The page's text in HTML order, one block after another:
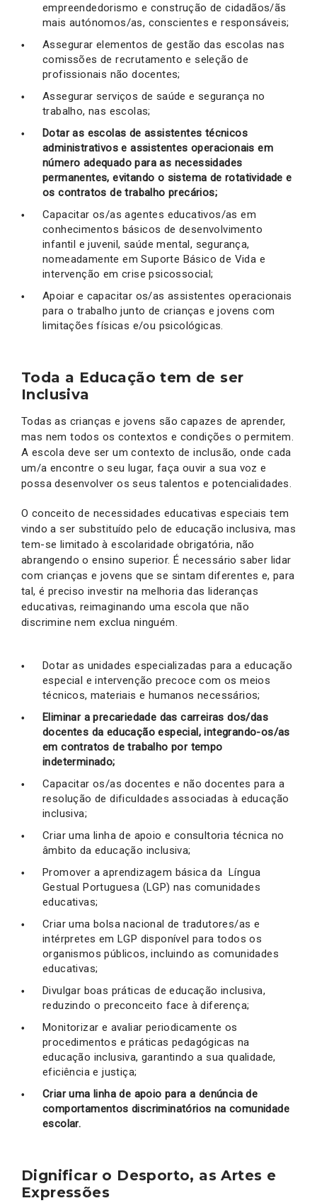
empreendedorismo e construção de cidadãos/ãs
mais autónomos/as, conscientes e responsáveis;
Assegurar elementos de gestão das escolas nas
comissões de recrutamento e seleção de
profissionais não docentes;
Assegurar serviços de saúde e segurança no
trabalho, nas escolas;
Dotar as escolas de assistentes técnicos
administrativos e assistentes operacionais em
número adequado para as necessidades
permanentes, evitando o sistema de rotatividade e
os contratos de trabalho precários;
Capacitar os/as agentes educativos/as em
conhecimentos básicos de desenvolvimento
infantil e juvenil, saúde mental, segurança,
nomeadamente em Suporte Básico de Vida e
intervenção em crise psicossocial;
Apoiar e capacitar os/as assistentes operacionais
para o trabalho junto de crianças e jovens com
limitações físicas e/ou psicológicas.
Toda a Educação tem de ser
Inclusiva
Todas as crianças e jovens são capazes de aprender,
mas nem todos os contextos e condições o permitem.
A escola deve ser um contexto de inclusão, onde cada
um/a encontre o seu lugar, faça ouvir a sua voz e
possa desenvolver os seus talentos e potencialidades.
O conceito de necessidades educativas especiais tem
vindo a ser substituído pelo de educação inclusiva, mas
tem-se limitado à escolaridade obrigatória, não
abrangendo o ensino superior. É necessário saber lidar
com crianças e jovens que se sintam diferentes e, para
tal, é preciso investir na melhoria das lideranças
educativas, reimaginando uma escola que não
discrimine nem exclua ninguém.
Dotar as unidades especializadas para a educação
especial e intervenção precoce com os meios
técnicos, materiais e humanos necessários;
Eliminar a precariedade das carreiras dos/das
docentes da educação especial, integrando-os/as
em contratos de trabalho por tempo
indeterminado;
Capacitar os/as docentes e não docentes para a
resolução de dificuldades associadas à educação
inclusiva;
Criar uma linha de apoio e consultoria técnica no
âmbito da educação inclusiva;
Promover a aprendizagem básica da Língua
Gestual Portuguesa (LGP) nas comunidades
educativas;
Criar uma bolsa nacional de tradutores/as e
intérpretes em LGP disponível para todos os
organismos públicos, incluindo as comunidades
educativas;
Divulgar boas práticas de educação inclusiva,
reduzindo o preconceito face à diferença;
Monitorizar e avaliar periodicamente os
procedimentos e práticas pedagógicas na
educação inclusiva, garantindo a sua qualidade,
eficiência e justiça;
Criar uma linha de apoio para a denúncia de
comportamentos discriminatórios na comunidade
escolar.
Dignificar o Desporto, as Artes e
Expressões